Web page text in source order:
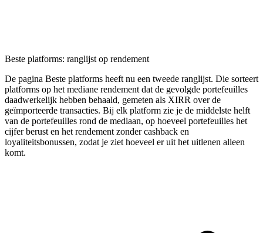
Beste platforms: ranglijst op rendement
De pagina Beste platforms heeft nu een tweede ranglijst. Die sorteert
platforms op het mediane rendement dat de gevolgde portefeuilles
daadwerkelijk hebben behaald, gemeten als XIRR over de
geïmporteerde transacties. Bij elk platform zie je de middelste helft
van de portefeuilles rond de mediaan, op hoeveel portefeuilles het
cijfer berust en het rendement zonder cashback en
loyaliteitsbonussen, zodat je ziet hoeveel er uit het uitlenen alleen
komt.